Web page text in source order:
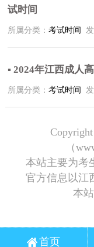
试时间
所属分类：考试时间
▪ 2024年江西成人
所属分类：考试时间
首页
（
本站主要为考
官方信息以江
本